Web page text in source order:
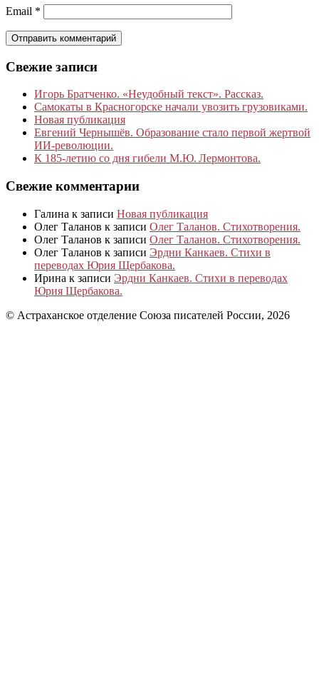
Email *
Свежие записи
Игорь Братченко. «Неудобный текст». Рассказ.
Самокаты в Красногорске начали увозить грузовиками.
Новая публикация
Евгений Чернышёв. Образование стало первой жертвой
ИИ-революции.
К 185‑летию со дня гибели М.Ю. Лермонтова.
Свежие комментарии
Галина к записи Новая публикация
Олег Таланов к записи Олег Таланов. Стихотворения.
Олег Таланов к записи Олег Таланов. Стихотворения.
Олег Таланов к записи Эрдни Канкаев. Стихи в
переводах Юрия Щербакова.
Ирина к записи Эрдни Канкаев. Стихи в переводах
Юрия Щербакова.
© Астраханское отделение Союза писателей России, 2026